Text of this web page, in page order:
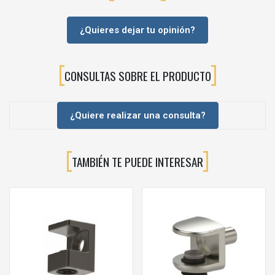
Montaje: inserción del tetón en taladro de Ø5 mm en el lateral
❓Preguntas frecuentes (FAQ)
¿Este soporte es válido para cualquier tipo de estante de
Sí, siempre que el cristal tenga el canto recto y el mueble disponga
recomienda usar al menos 2 soportes por balda (4 si la balda es
ancha o soporta mucho peso).
¿Las gomas se pueden sustituir si se desgastan?
Sí, las anillas de goma pueden extraerse y sustituirse por otras
compatibles de diámetro similar, alargando la vida útil del soporte.
¿Quieres dejar tu opinión?
CONSULTAS SOBRE EL PRODUCTO
¿Quiere realizar una consulta?
TAMBIÉN TE PUEDE INTERESAR